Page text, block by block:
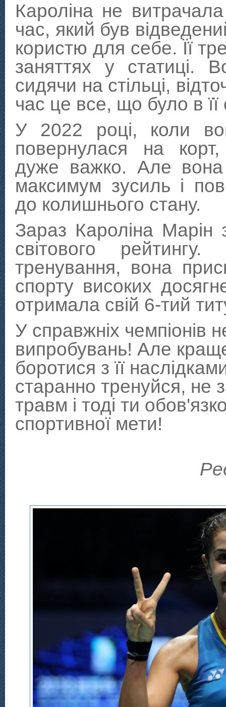
Кароліна не
час, який був
користю для себе. Її
заняттях у статиці.
сидячи на стільці,
час це все, що було в її
У 2022 році, коли
повернулася на
дуже важко. Але
максимум зусиль і
до колишнього стану.
Зараз Кароліна Марін
світового
тренування, вона
спорту високих
отримала свій 6-тий
У справжніх чемпіонів
випробувань! Але
боротися з її
старанно тренуйся, не
травм і тоді ти
спортивної мети!